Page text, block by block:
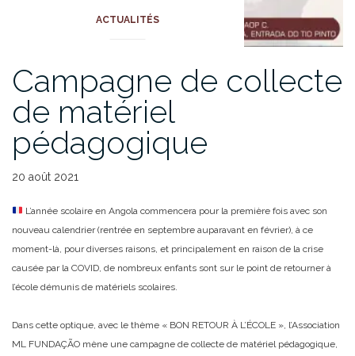
ACTUALITÉS
Campagne de collecte
de matériel
pédagogique
20 août 2021
L’année scolaire en Angola commencera pour la première fois avec son
nouveau calendrier (rentrée en septembre auparavant en février), à ce
moment-là, pour diverses raisons, et principalement en raison de la crise
causée par la COVID, de nombreux enfants sont sur le point de retourner à
l’école démunis de matériels scolaires.
Dans cette optique, avec le thème « BON RETOUR À L’ÉCOLE », l’Association
ML FUNDAÇÃO mène une campagne de collecte de matériel pédagogique,